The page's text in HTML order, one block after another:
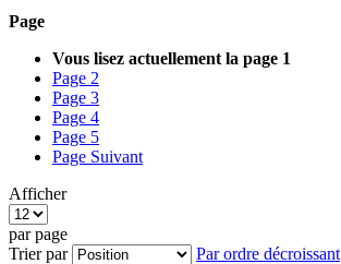
Page
Vous lisez actuellement la page 1
Page 2
Page 3
Page 4
Page 5
Page Suivant
Afficher
par page
Trier par
Par ordre décroissant